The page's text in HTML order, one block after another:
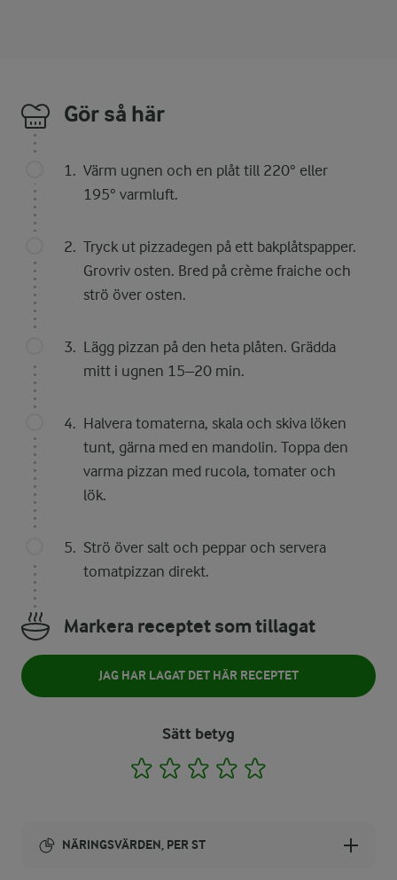
Gör så här
Värm ugnen och en plåt till 220° eller
195° varmluft.
Tryck ut pizzadegen på ett bakplåtspapper.
Grovriv osten. Bred på crème fraiche och
strö över osten.
Lägg pizzan på den heta plåten. Grädda
mitt i ugnen 15–20 min.
Halvera tomaterna, skala och skiva löken
tunt, gärna med en mandolin. Toppa den
varma pizzan med rucola, tomater och
lök.
Strö över salt och peppar och servera
tomatpizzan direkt.
Markera receptet som tillagat
JAG HAR LAGAT DET HÄR RECEPTET
Sätt betyg
1 2 3 4
NÄRINGSVÄRDEN, PER ST